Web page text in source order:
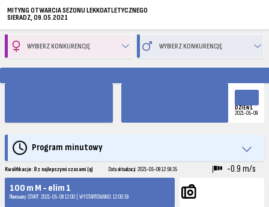
MITYNG OTWARCIA SEZONU LEKKOATLETYCZNEGO
SIERADZ, 09.05.2021
DZIEŃ 1
2021-05-09
Program minutowy
Kwalifikacje: 8 z najlepszymi czasami (q) Data aktualizacji: 2021-05-09 12:59:35
-0.9 m/s
100 m M - elim 1
Planowany START: 2021-05-09 12:00 | WYSTARTOWANO: 12:00:59